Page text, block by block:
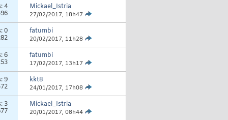
4
Mickael_Istria
27/02/2017, 18h47
0
fatumbi
20/02/2017, 11h28
6
fatumbi
17/02/2017, 13h17
9
kkt8
24/01/2017, 17h08
3
Mickael_Istria
20/01/2017, 08h44